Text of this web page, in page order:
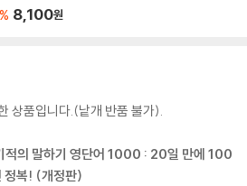
1000
% 8,100원
상품입니다.(낱개 반품 불가).
적의 말하기 영단어 1000 : 20일 만에 100
정복! (개정판)